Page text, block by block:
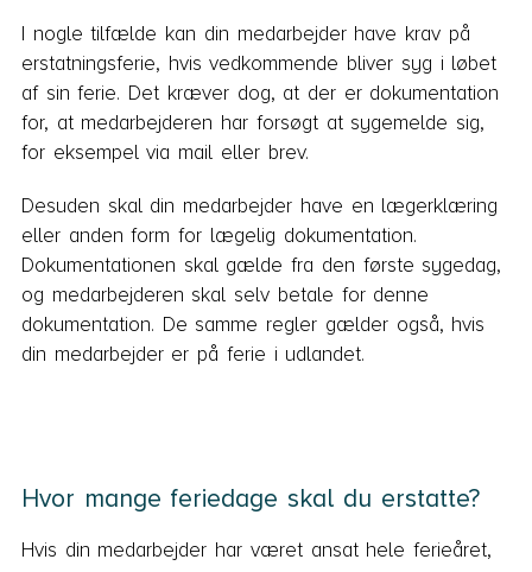
I nogle tilfælde kan din medarbejder have krav på
erstatningsferie, hvis vedkommende bliver syg i løbet
af sin ferie. Det kræver dog, at der er dokumentation
for, at medarbejderen har forsøgt at sygemelde sig,
for eksempel via mail eller brev.
Desuden skal din medarbejder have en lægerklæring
eller anden form for lægelig dokumentation.
Dokumentationen skal gælde fra den første sygedag,
og medarbejderen skal selv betale for denne
dokumentation. De samme regler gælder også, hvis
din medarbejder er på ferie i udlandet.
Hvor mange feriedage skal du erstatte?
Hvis din medarbejder har været ansat hele ferieåret,